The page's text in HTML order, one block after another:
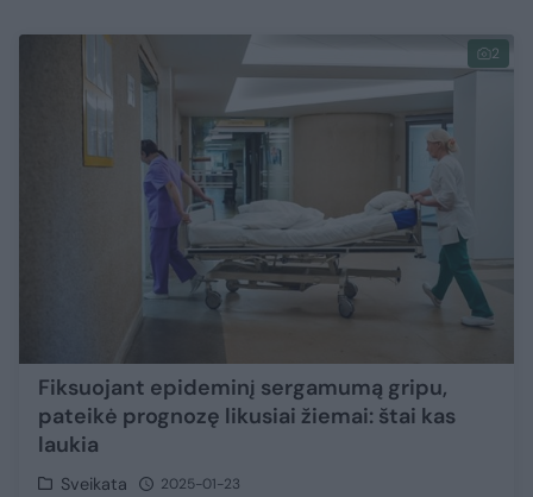
2
Fiksuojant epideminį sergamumą gripu,
pateikė prognozę likusiai žiemai: štai kas
laukia
Sveikata 2025-01-23